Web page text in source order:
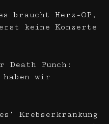
braucht Herz-OP,
keine Konzerte
Death Punch:
haben wir
Krebserkrankung